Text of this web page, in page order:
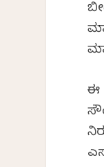
ಈ